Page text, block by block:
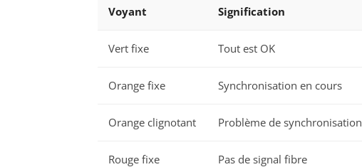
Voyant Signification
Vert fixe Tout est OK
Orange fixe Synchronisation en cours
Orange clignotant Problème de synchronisation
Rouge fixe Pas de signal fibre